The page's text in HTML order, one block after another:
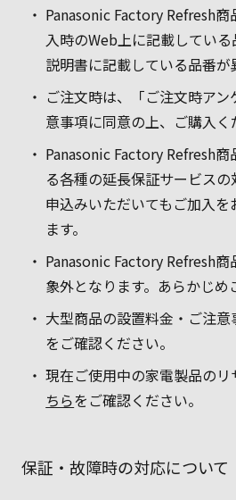
Panasonic Factory Refresh
入時のWeb上に記載してい
説明書に記載している品番が
ご注文時は、「ご注文時ア
意事項に同意の上、ご購入く
Panasonic Factory Refresh
る各種の延長保証サービス
申込みいただいてもご加入
ます。
Panasonic Factory Refresh商
象外となります。あらかじめ
大型商品の設置料金・ご注
をご確認ください。
現在ご使用中の家電製品の
ちらをご確認ください。
保証・故障時の対応について